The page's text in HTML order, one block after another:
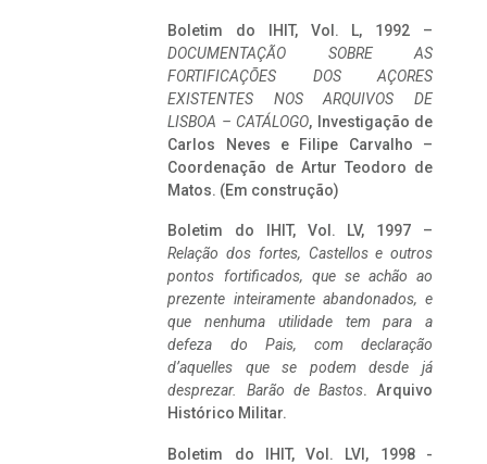
Boletim do IHIT, Vol. L, 1992 –
DOCUMENTAÇÃO SOBRE AS
FORTIFICAÇÕES DOS AÇORES
EXISTENTES NOS ARQUIVOS DE
LISBOA – CATÁLOGO, Investigação de
Carlos Neves e Filipe Carvalho –
Coordenação de Artur Teodoro de
Matos. (Em construção)
Boletim do IHIT, Vol. LV, 1997 –
Relação dos fortes, Castellos e outros
pontos fortificados, que se achão ao
prezente inteiramente abandonados, e
que nenhuma utilidade tem para a
defeza do Pais, com declaração
d’aquelles que se podem desde já
desprezar. Barão de Bastos. Arquivo
Histórico Militar.
Boletim do IHIT, Vol. LVI, 1998 -